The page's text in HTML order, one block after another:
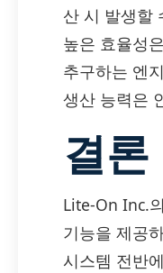
산 시 발생할
높은 효율성
추구하는 엔
생산 능력은
결론
Lite-On Inc.
기능을 제공
시스템 전반